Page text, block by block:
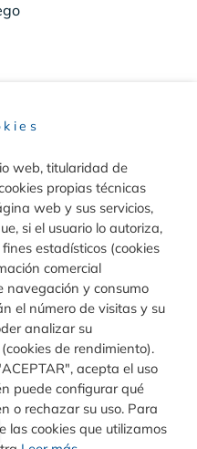
web, titularidad de
propias técnicas
web y sus servicios,
si el usuario lo autoriza,
estadísticos (cookies
comercial
navegación y consumo
el número de visitas y su
analizar su
de rendimiento).
acepta el uso
puede configurar qué
o rechazar su uso. Para
las cookies que utilizamos